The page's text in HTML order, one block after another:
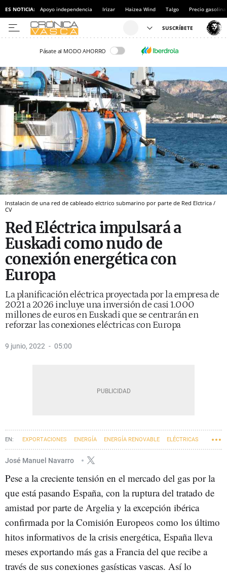
ES NOTICIA: Apoyo independencia Irizar Haizea Wind Talgo Precio gasolina
Pásate al MODO AHORRO
Instalacin de una red de cableado elctrico submarino por parte de Red Elctrica /
CV
Red Eléctrica impulsará a
Euskadi como nudo de
conexión energética con
Europa
La planificación eléctrica proyectada por la empresa de
2021 a 2026 incluye una inversión de casi 1.000
millones de euros en Euskadi que se centrarán en
reforzar las conexiones eléctricas con Europa
9 junio, 2022 05:00
EXPORTACIONES ENERGÍA ENERGÍA RENOVABLE ELÉCTRICAS
ENERGÍA EÓLICA
José Manuel Navarro
Pese a la creciente tensión en el mercado del gas por la
que está pasando España, con la ruptura del tratado de
amistad por parte de Argelia y la excepción ibérica
confirmada por la Comisión Europeos como los último
hitos informativos de la crisis energética, España lleva
meses exportando más gas a Francia del que recibe a
través de sus conexiones gasísticas vascas. Así lo